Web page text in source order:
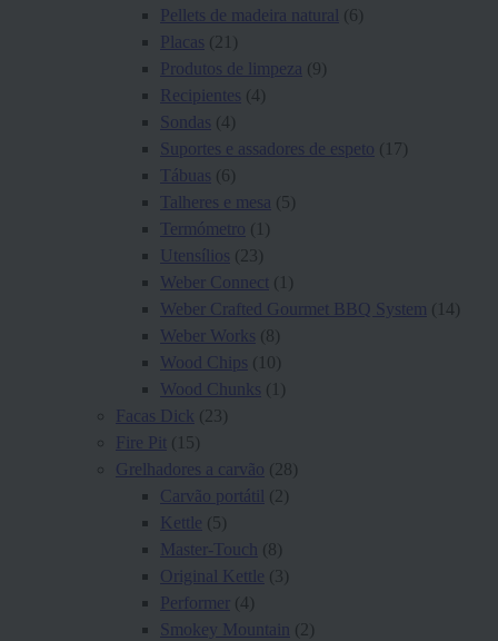
Pellets de madeira natural (6)
Placas (21)
Produtos de limpeza (9)
Recipientes (4)
Sondas (4)
Suportes e assadores de espeto (17)
Tábuas (6)
Talheres e mesa (5)
Termómetro (1)
Utensílios (23)
Weber Connect (1)
Weber Crafted Gourmet BBQ System (14)
Weber Works (8)
Wood Chips (10)
Wood Chunks (1)
Facas Dick (23)
Fire Pit (15)
Grelhadores a carvão (28)
Carvão portátil
(2)
Kettle (5)
Master-Touch (8)
Original Kettle (3)
Performer
(4)
Smokey Mountain
(2)